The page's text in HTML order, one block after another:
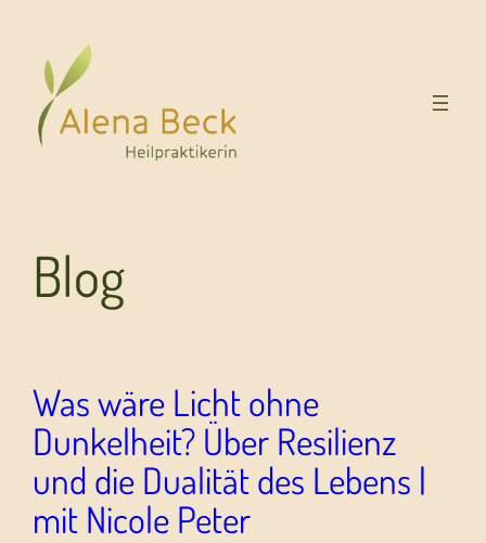
Blog
Was wäre Licht ohne
Dunkelheit? Über Resilienz
und die Dualität des Lebens |
mit Nicole Peter